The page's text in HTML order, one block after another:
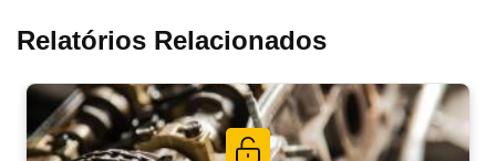
Relatórios Relacionados